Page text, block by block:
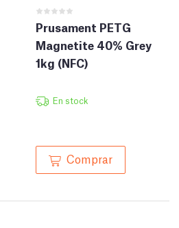
Prusament PETG
Magnetite 40% Grey
1kg (NFC)
En stock
Comprar